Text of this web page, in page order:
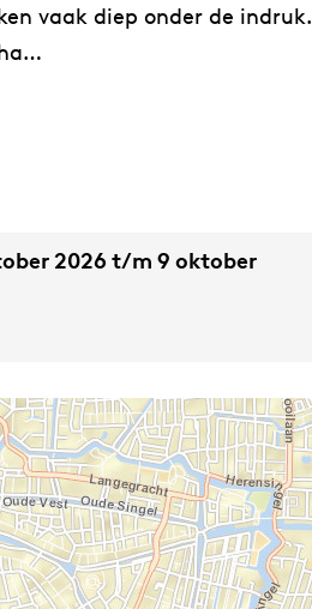
vaak diep onder de indruk.
2026 t/m 9 oktober